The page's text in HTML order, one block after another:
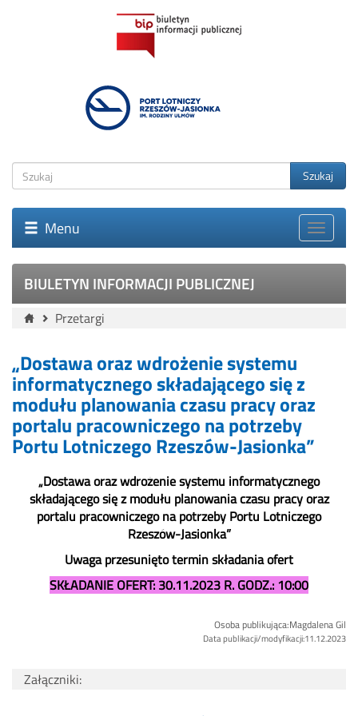
Szukaj
Menu
BIULETYN INFORMACJI PUBLICZNEJ
Przetargi
„Dostawa oraz wdrożenie systemu
informatycznego składającego się z
modułu planowania czasu pracy oraz
portalu pracowniczego na potrzeby
Portu Lotniczego Rzeszów-Jasionka”
„Dostawa oraz wdrożenie systemu informatycznego
składającego się z modułu planowania czasu pracy oraz
portalu pracowniczego na potrzeby Portu Lotniczego
Rzeszów-Jasionka”
Uwaga przesunięto termin składania ofert
SKŁADANIE OFERT: 30.11.2023 R. GODZ.: 10:00
Osoba publikująca:Magdalena Gil
Data publikacji/modyfikacji:11.12.2023
Załączniki: